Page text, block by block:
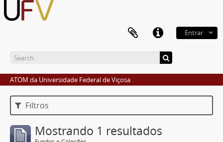
Entrar
ATOM da Universidade Federal de Viçosa
Filtros
Mostrando 1 resultados